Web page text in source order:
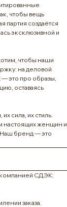
чтобы вещь
партия создаётся
эксклюзивной и
чтобы наши
на деловой
— это про образы,
оставаясь
сила, их стиль.
настоящих женщин и
Наш бренд — это
компанией СДЭК:
заказа.